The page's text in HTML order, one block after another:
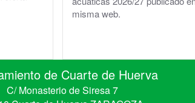
misma web.
de Cuarte de Huerva
C/ Monasterio de Siresa 7